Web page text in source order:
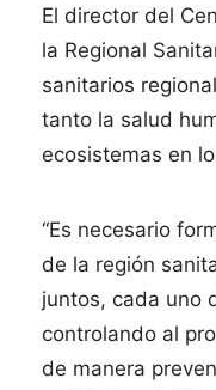
El director del
la Regional
sanitarios
tanto la salud
ecosistemas en
“Es necesario
de la región
juntos, cada uno
controlando al
de manera